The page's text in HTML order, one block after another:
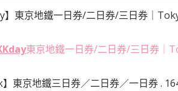
】東京地鐵一日券/二日券/三日券｜
東京地鐵一日券/二日券/三日券｜
】東京地鐵三日券／二日券／一日券.